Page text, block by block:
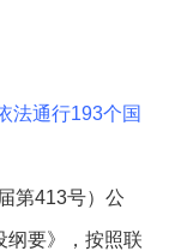
法通行193个国
第413号）公
纲要》，按照联